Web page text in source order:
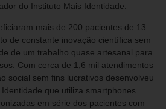
do Instituto Mais Identidade.
mais de 200 pacientes de 13
de constante inovação científica sem
de um trabalho quase artesanal para
Com cerca de 1,6 mil atendimentos
social sem fins lucrativos desenvolveu
que utiliza smartphones
em série dos pacientes com